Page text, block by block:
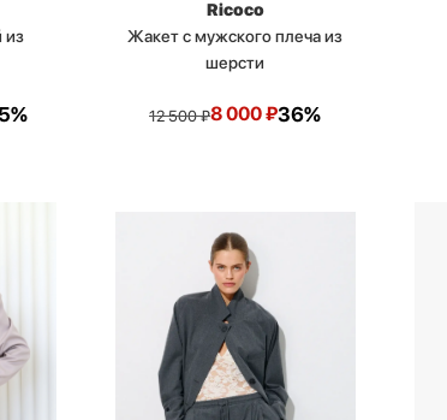
из
Ricoco
Жакет с мужского плеча из
шерсти
12 500₽8 000₽36%